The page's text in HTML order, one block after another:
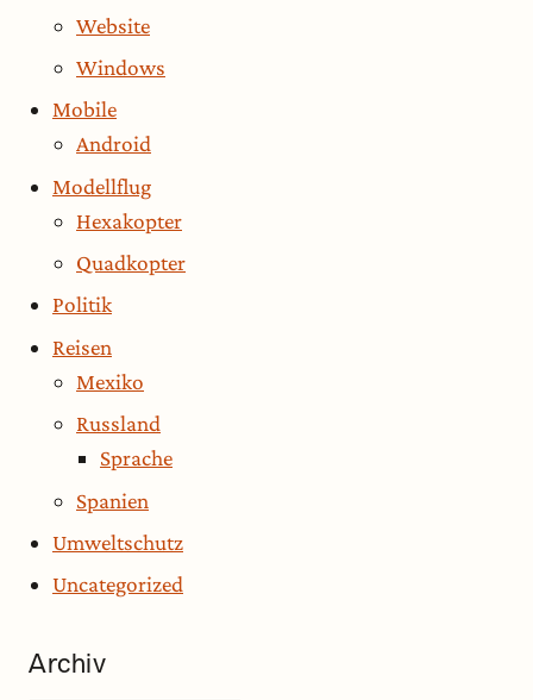
Website
Windows
Mobile
Android
Modellflug
Hexakopter
Quadkopter
Politik
Reisen
Mexiko
Russland
Sprache
Spanien
Umweltschutz
Uncategorized
Archiv